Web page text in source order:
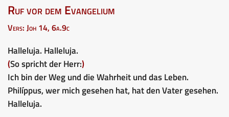
Ruf vor dem Evangelium
Vers: Joh 14, 6a.9c
Halleluja. Halleluja.
(So spricht der Herr:)
Ich bin der Weg und die Wahrheit und das Leben.
Philíppus, wer mich gesehen hat, hat den Vater gesehen.
Halleluja.